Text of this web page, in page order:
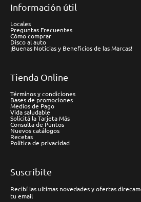
Información útil
Locales
Preguntas Frecuentes
Cómo comprar
Disco al auto
¡Buenas Noticias y Beneficios de las Marcas!
Tienda Online
Términos y condiciones
Bases de promociones
Medios de Pago
Vida saludable
Solicitá la Tarjeta Más
Consulta de Puntos
Nuevos catálogos
Recetas
Política de privacidad
Suscríbite
Recibí las ultimas novedades y ofertas
tu email